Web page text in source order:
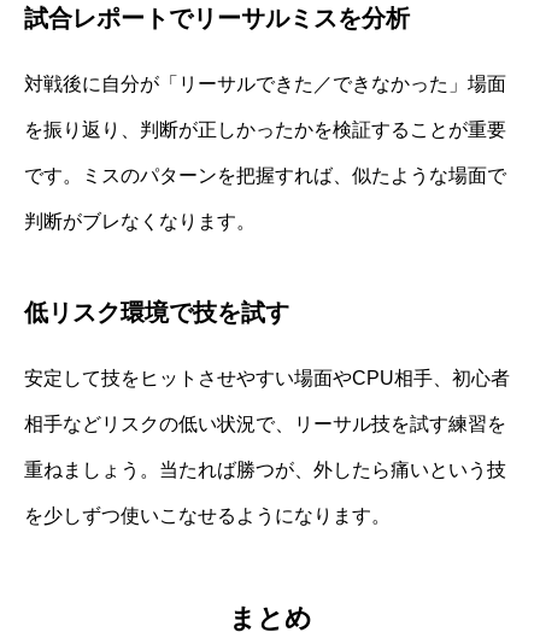
試合レポートでリーサルミスを分析
対戦後に自分が「リーサルできた／できなかった」場面
を振り返り、判断が正しかったかを検証することが重要
です。ミスのパターンを把握すれば、似たような場面で
判断がブレなくなります。
低リスク環境で技を試す
安定して技をヒットさせやすい場面やCPU相手、初心者
相手などリスクの低い状況で、リーサル技を試す練習を
重ねましょう。当たれば勝つが、外したら痛いという技
を少しずつ使いこなせるようになります。
まとめ